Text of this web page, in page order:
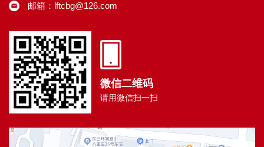
邮箱：lftcbg@126.com
微信二维码
请用微信扫一扫